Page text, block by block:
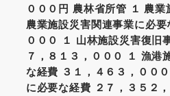
０００円 農林省所管 １ 農
農業施設災害関連事業に必要
０００ １ 山林施設災害復旧
７，８１３，０００ １ 漁港
な経費 ３１，４６３，００
に必要な経費 ２７，３５２